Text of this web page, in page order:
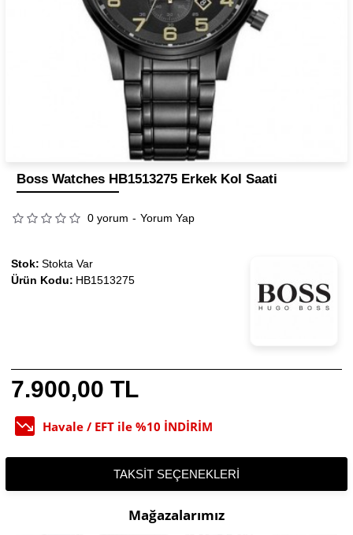
Boss Watches HB1513275 Erkek Kol Saati
0 yorum - Yorum Yap
7.900,00 TL
Havale / EFT ile %10 İNDİRİM
Stok: Stokta Var
Ürün Kodu: HB1513275
TAKSIT SEÇENEKLERI
Mağazalarımız